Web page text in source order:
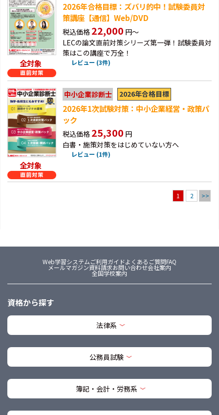
全対象
2026年合格目標：ズバリ的中！試験委員対
策講座【通信】Web/DVD
税込価格 22,000 円～
LECの論文直前対策シリーズ第一弾！試験委員対
策はこの講座で万全！
レビュー (3件)
全対象
中小企業診断士 2026年合格目標
2026年1次試験対策：中小企業経営・政策パ
ック
税込価格 25,300 円
白書・施策対策をはじめていない方へ
レビュー (1件)
1 2 >>
Web学習システムご利用ガイドよくあるご質問FAQ
メールマガジン資料請求お問い合わせ会社案内
全国学校案内
資格から探す
法律系
公務員試験
簿記・会計・労務系